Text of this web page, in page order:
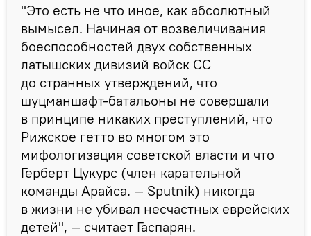
"Это есть не что иное, как абсолютный
вымысел. Начиная от возвеличивания
боеспособностей двух собственных
латышских дивизий войск СС
до странных утверждений, что
шуцманшафт-батальоны не совершали
в принципе никаких преступлений, что
Рижское гетто во многом это
мифологизация советской власти и что
Герберт Цукурс (член карательной
команды Арайса. — Sputnik) никогда
в жизни не убивал несчастных еврейских
детей", — считает Гаспарян.